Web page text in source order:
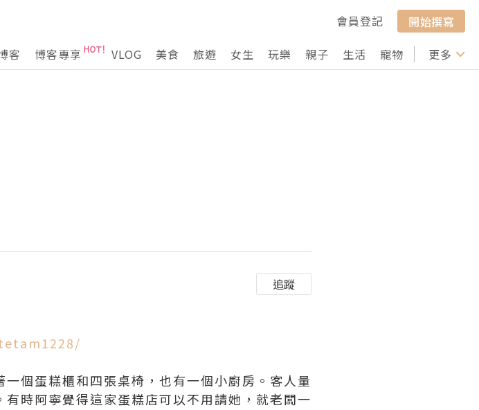
會員登記
開始撰寫
客 博客專享 VLOG 美食 旅遊 女生 玩樂 親子 生活 寵物 行山 打卡
更多
追蹤
個蛋糕櫃和四張桌椅，也有一個小廚房。客人量
時阿寧覺得這家蛋糕店可以不用請她，就老闆一